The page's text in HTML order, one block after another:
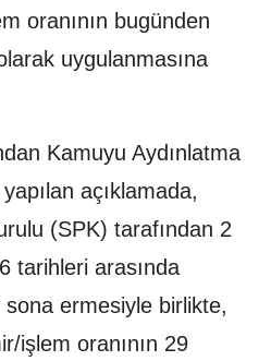
oranının bugünden
uygulanmasına
Kamuyu Aydınlatma
açıklamada,
(SPK) tarafından 2
tarihleri arasında
ermesiyle birlikte,
işlem oranının 29